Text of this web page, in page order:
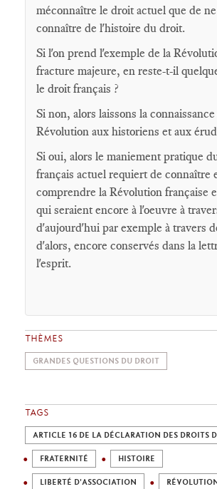
méconnaître le droit actuel que de
connaître de l'histoire du droit.
Si l'on prend l'exemple de la
fracture majeure, en reste-t-il
le droit français ?
Si non, alors laissons la
Révolution aux historiens et aux
Si oui, alors le maniement pratique
français actuel requiert de connaître
comprendre la Révolution française
qui seraient encore à l'oeuvre à
d'aujourd'hui par exemple à travers
d'alors, encore conservés dans la
l'esprit.
THÈMES
GRANDES QUESTIONS DU DROIT
TAGS
ARTICLE 16 DE LA DÉCLARATION DES DROITS
FRATERNITÉ HISTOIRE
LIBERTÉ D'ASSOCIATION